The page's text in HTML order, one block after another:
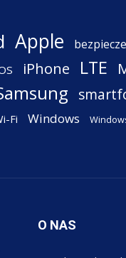
Apple
iPhone LTE
Fi Windows
O NAS